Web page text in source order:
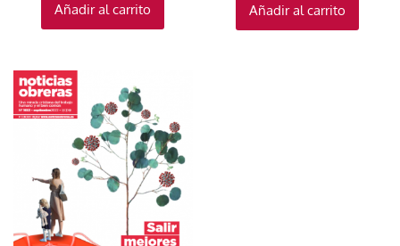
Añadir al carrito Añadir al carrito